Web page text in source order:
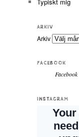
Typiskt mig
ARKIV
Arkiv
FACEBOOK
Facebook
INSTAGRAM